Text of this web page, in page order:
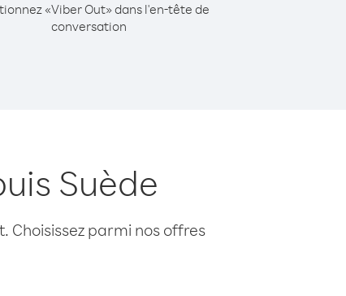
«Viber Out» dans l'en-tête de
conversation
Suède
Choisissez parmi nos offres